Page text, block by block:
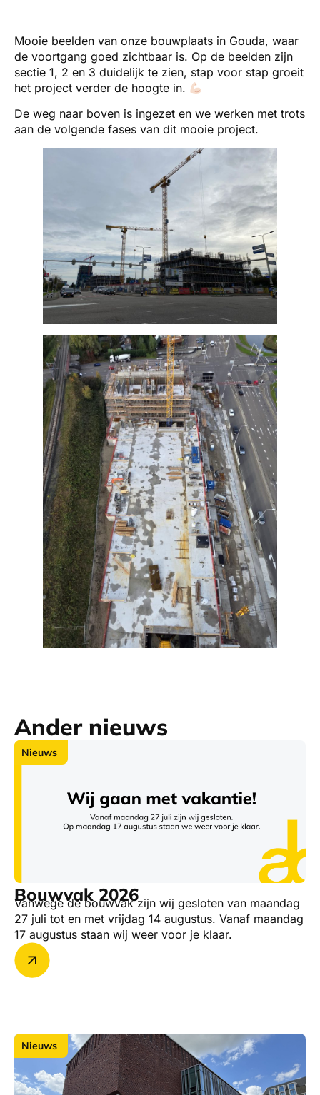
Mooie beelden van onze bouwplaats in Gouda, waar
de voortgang goed zichtbaar is. Op de beelden zijn
sectie 1, 2 en 3 duidelijk te zien, stap voor stap groeit
het project verder de hoogte in.
De weg naar boven is ingezet en we werken met trots
aan de volgende fases van dit mooie project.
Ander nieuws
Nieuws
Bouwvak 2026
Vanwege de bouwvak zijn wij gesloten van maandag
27 juli tot en met vrijdag 14 augustus. Vanaf maandag
17 augustus staan wij weer voor je klaar.
Nieuws